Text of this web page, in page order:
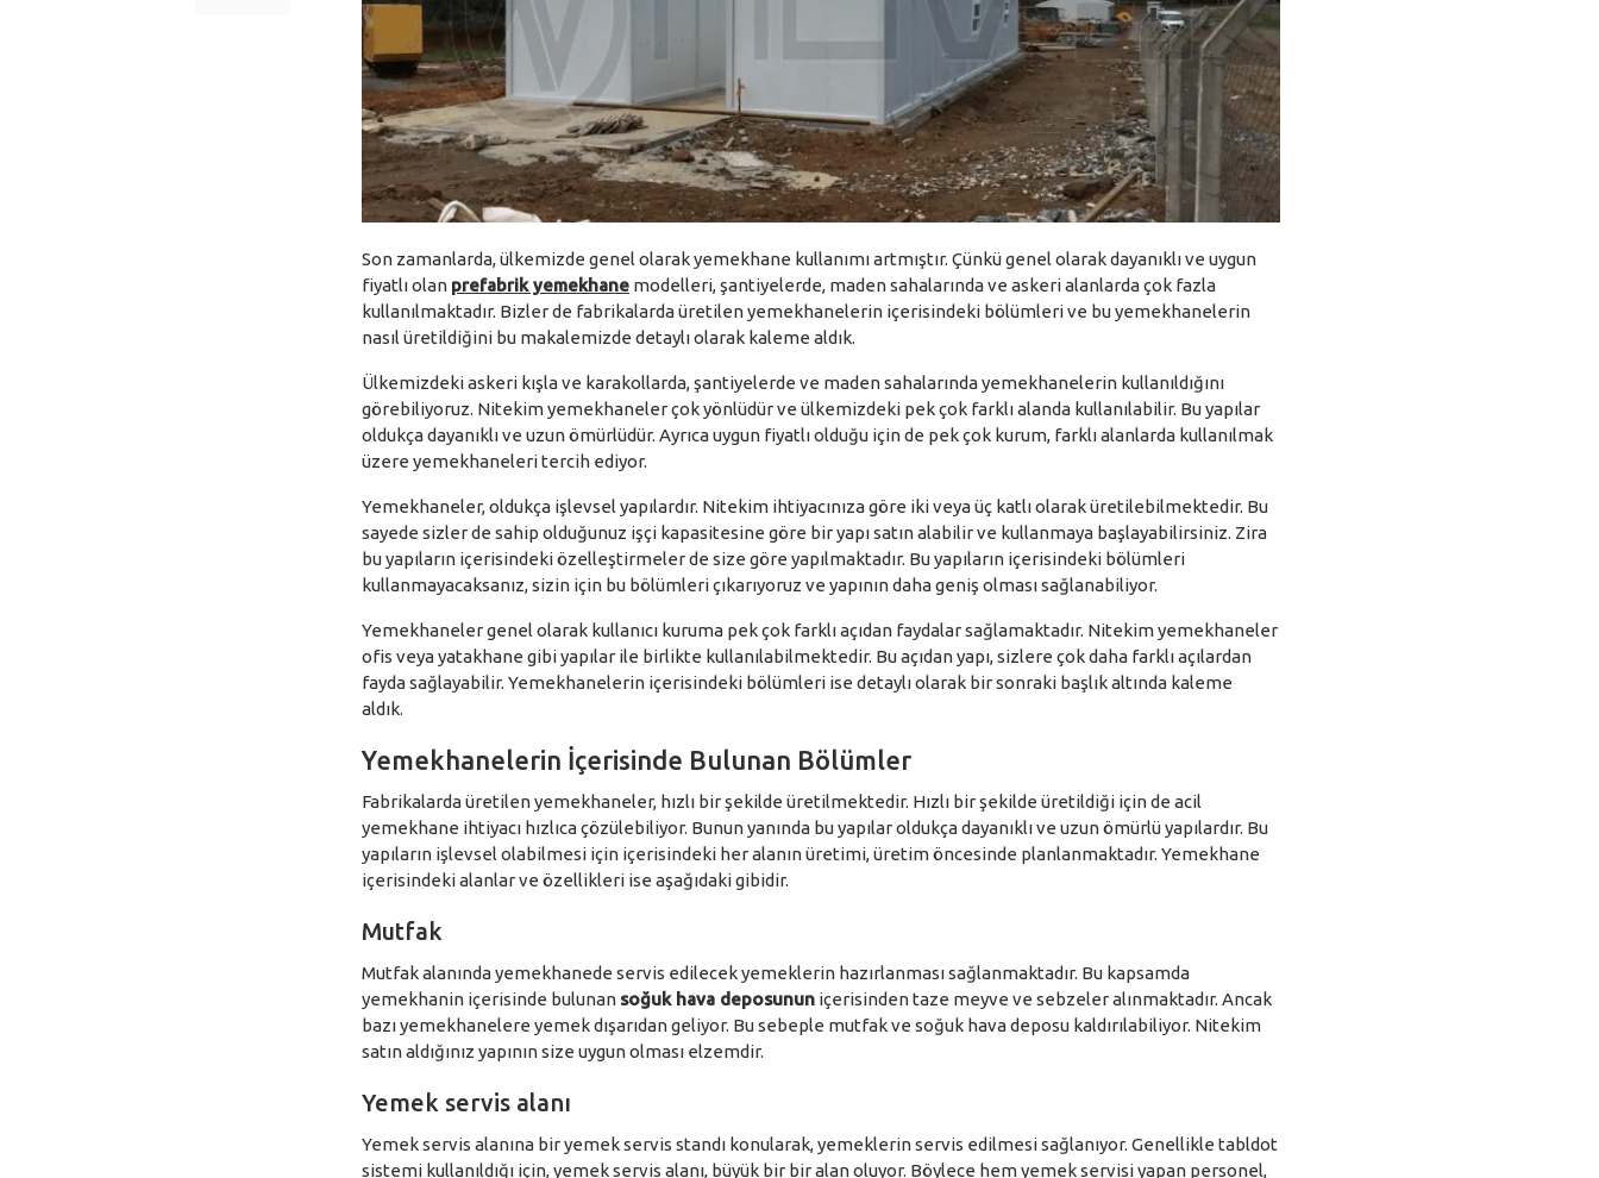
Son zamanlarda, ülkemizde genel olarak yemekhane kullanımı artmıştır. Çünkü genel olarak dayanıklı ve uygun
fiyatlı olan prefabrik yemekhane modelleri, şantiyelerde, maden sahalarında ve askeri alanlarda çok fazla
kullanılmaktadır. Bizler de fabrikalarda üretilen yemekhanelerin içerisindeki bölümleri ve bu yemekhanelerin
nasıl üretildiğini bu makalemizde detaylı olarak kaleme aldık.
Ülkemizdeki askeri kışla ve karakollarda, şantiyelerde ve maden sahalarında yemekhanelerin kullanıldığını
görebiliyoruz. Nitekim yemekhaneler çok yönlüdür ve ülkemizdeki pek çok farklı alanda kullanılabilir. Bu yapılar
oldukça dayanıklı ve uzun ömürlüdür. Ayrıca uygun fiyatlı olduğu için de pek çok kurum, farklı alanlarda kullanılmak
üzere yemekhaneleri tercih ediyor.
Yemekhaneler, oldukça işlevsel yapılardır. Nitekim ihtiyacınıza göre iki veya üç katlı olarak üretilebilmektedir. Bu
sayede sizler de sahip olduğunuz işçi kapasitesine göre bir yapı satın alabilir ve kullanmaya başlayabilirsiniz. Zira
bu yapıların içerisindeki özelleştirmeler de size göre yapılmaktadır. Bu yapıların içerisindeki bölümleri
kullanmayacaksanız, sizin için bu bölümleri çıkarıyoruz ve yapının daha geniş olması sağlanabiliyor.
Yemekhaneler genel olarak kullanıcı kuruma pek çok farklı açıdan faydalar sağlamaktadır. Nitekim yemekhaneler
ofis veya yatakhane gibi yapılar ile birlikte kullanılabilmektedir. Bu açıdan yapı, sizlere çok daha farklı açılardan
fayda sağlayabilir. Yemekhanelerin içerisindeki bölümleri ise detaylı olarak bir sonraki başlık altında kaleme
aldık.
Yemekhanelerin İçerisinde Bulunan Bölümler
Fabrikalarda üretilen yemekhaneler, hızlı bir şekilde üretilmektedir. Hızlı bir şekilde üretildiği için de acil
yemekhane ihtiyacı hızlıca çözülebiliyor. Bunun yanında bu yapılar oldukça dayanıklı ve uzun ömürlü yapılardır. Bu
yapıların işlevsel olabilmesi için içerisindeki her alanın üretimi, üretim öncesinde planlanmaktadır. Yemekhane
içerisindeki alanlar ve özellikleri ise aşağıdaki gibidir.
Mutfak
Mutfak alanında yemekhanede servis edilecek yemeklerin hazırlanması sağlanmaktadır. Bu kapsamda
yemekhanin içerisinde bulunan soğuk hava deposunun içerisinden taze meyve ve sebzeler alınmaktadır. Ancak
bazı yemekhanelere yemek dışarıdan geliyor. Bu sebeple mutfak ve soğuk hava deposu kaldırılabiliyor. Nitekim
satın aldığınız yapının size uygun olması elzemdir.
Yemek servis alanı
Yemek servis alanına bir yemek servis standı konularak, yemeklerin servis edilmesi sağlanıyor. Genellikle tabldot
sistemi kullanıldığı için, yemek servis alanı, büyük bir bir alan oluyor. Böylece hem yemek servisi yapan personel,